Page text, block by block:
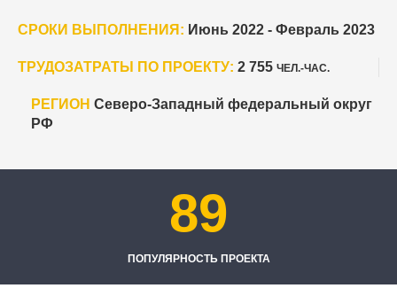
СРОКИ ВЫПОЛНЕНИЯ: Июнь 2022 - Февраль 2023
ТРУДОЗАТРАТЫ ПО ПРОЕКТУ: 2 755 ЧЕЛ.-ЧАС.
РЕГИОН Северо-Западный федеральный округ
РФ
89
ПОПУЛЯРНОСТЬ ПРОЕКТА